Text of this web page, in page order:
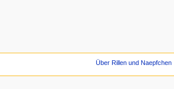
Über Rillen und Naepfchen